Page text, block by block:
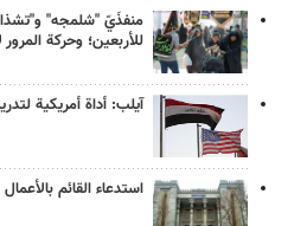
منفذَيّ "شلمجه"
للأربعين؛ وحركة المرور
آيلب: أداة أمريكية
استدعاء القائم